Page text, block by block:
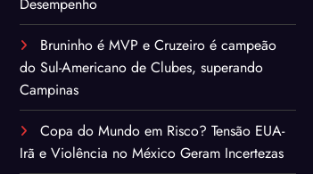
Bruninho é MVP e Cruzeiro é campeão
do Sul-Americano de Clubes, superando
Campinas
Copa do Mundo em Risco? Tensão EUA-
Irã e Violência no México Geram Incertezas